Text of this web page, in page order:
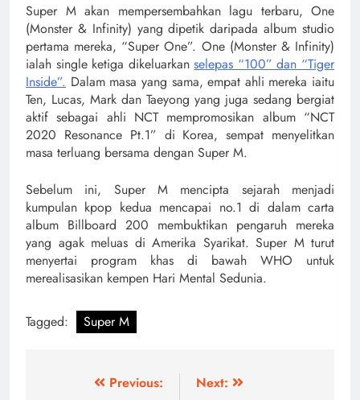
Super M akan mempersembahkan lagu terbaru, One
(Monster & Infinity) yang dipetik daripada album studio
pertama mereka, “Super One”. One (Monster & Infinity)
ialah single ketiga dikeluarkanselepas “100” dan “Tiger
Inside”. Dalam masa yang sama, empat ahli mereka iaitu
Ten, Lucas, Mark dan Taeyong yang juga sedang bergiat
aktif sebagai ahli NCT mempromosikan album “NCT
2020 Resonance Pt.1” di Korea, sempat menyelitkan
masa terluang bersama dengan Super M.
Sebelum ini, Super M mencipta sejarah menjadi
kumpulan kpop kedua mencapai no.1 di dalam carta
album Billboard 200 membuktikan pengaruh mereka
yang agak meluas di Amerika Syarikat. Super M turut
menyertai program khas di bawah WHO untuk
merealisasikan kempen Hari Mental Sedunia.
Tagged: Super M
Previous:
Next: